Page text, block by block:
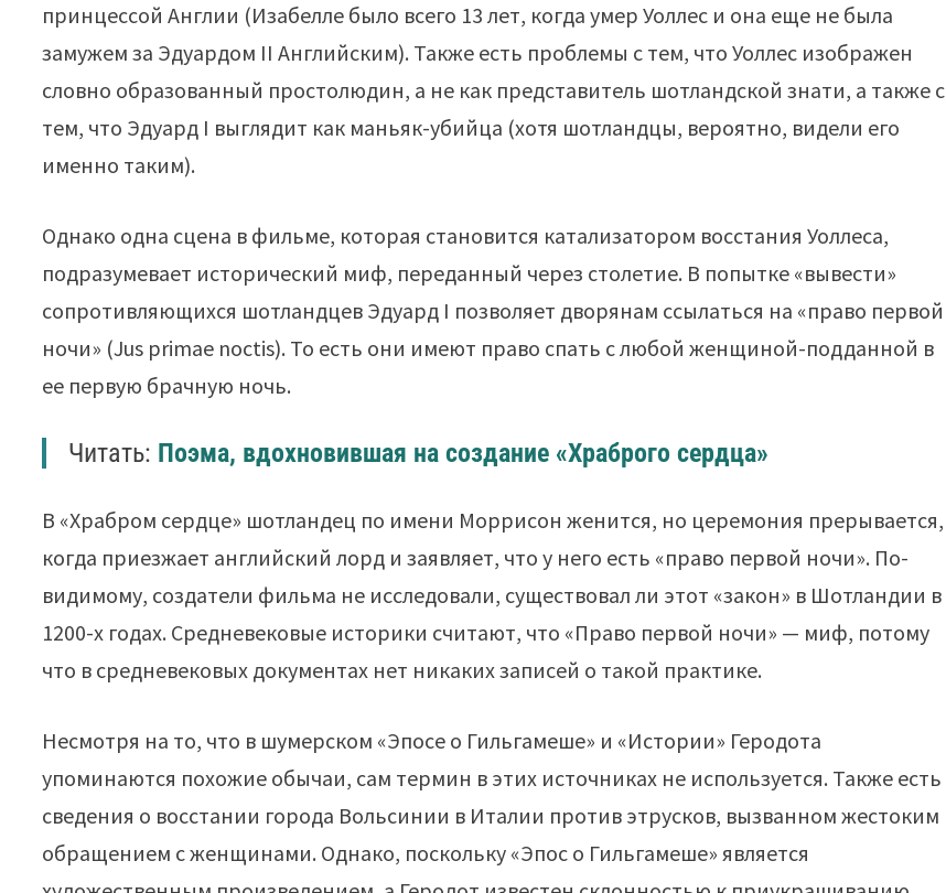
принцессой Англии (Изабелле было всего 13 лет, когда умер Уоллес и она еще не была
замужем за Эдуардом II Английским). Также есть проблемы с тем, что Уоллес изображен
словно образованный простолюдин, а не как представитель шотландской знати, а также с
тем, что Эдуард I выглядит как маньяк-убийца (хотя шотландцы, вероятно, видели его
именно таким).
Однако одна сцена в фильме, которая становится катализатором восстания Уоллеса,
подразумевает исторический миф, переданный через столетие. В попытке «вывести»
сопротивляющихся шотландцев Эдуард I позволяет дворянам ссылаться на «право первой
ночи» (Jus primae noctis). То есть они имеют право спать с любой женщиной-подданной в
ее первую брачную ночь.
Читать: Поэма, вдохновившая на создание «Храброго сердца»
В «Храбром сердце» шотландец по имени Моррисон женится, но церемония прерывается,
когда приезжает английский лорд и заявляет, что у него есть «право первой ночи». По-
видимому, создатели фильма не исследовали, существовал ли этот «закон» в Шотландии в
1200-х годах. Средневековые историки считают, что «Право первой ночи» — миф, потому
что в средневековых документах нет никаких записей о такой практике.
Несмотря на то, что в шумерском «Эпосе о Гильгамеше» и «Истории» Геродота
упоминаются похожие обычаи, сам термин в этих источниках не используется. Также есть
сведения о восстании города Вольсинии в Италии против этрусков, вызванном жестоким
обращением с женщинами. Однако, поскольку «Эпос о Гильгамеше» является